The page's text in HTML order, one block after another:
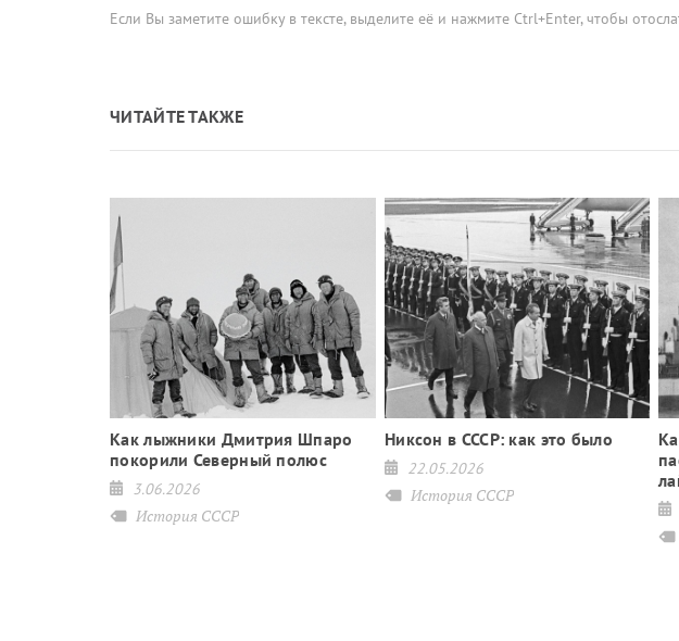
Если Вы заметите ошибку в тексте, выделите её и нажмите Ctrl+Enter, чтобы
ЧИТАЙТЕ ТАКЖЕ
Как лыжники Дмитрия Шпаро
покорили Северный полюс
3.06.2026
История СССР
Никсон в СССР: как это было
22.05.2026
История СССР